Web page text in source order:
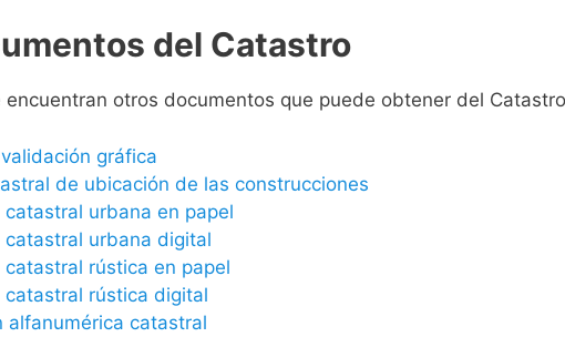
del Catastro
encuentran otros documentos que puede obtener del
gráfica
de ubicación de las construcciones
urbana en papel
catastral urbana digital
rústica en papel
catastral rústica digital
alfanumérica catastral